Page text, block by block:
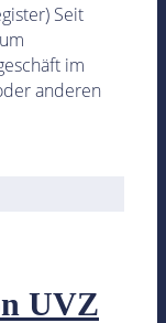
bestellte Notare.
für absolute
Seit
im
anderen
UVZ